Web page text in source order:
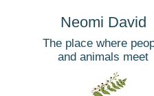
Neomi David
The place where
and animals meet